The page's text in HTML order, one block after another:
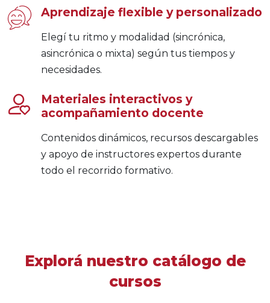
Aprendizaje flexible y personalizado
Elegí tu ritmo y modalidad (sincrónica,
asincrónica o mixta) según tus tiempos y
necesidades.
Materiales interactivos y
acompañamiento docente
Contenidos dinámicos, recursos descargables
y apoyo de instructores expertos durante
todo el recorrido formativo.
Explorá nuestro catálogo de
cursos